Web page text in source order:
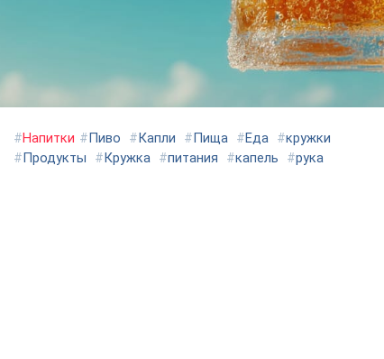
#Напитки #Пиво #Капли #Пища #Еда #кружки
#Продукты #Кружка #питания #капель #рука